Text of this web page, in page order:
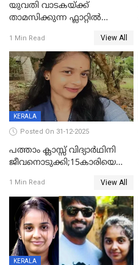
യുവതി വാടകയ്ക്ക്
താമസിക്കുന്ന ഫ്ലാറ്റില്‍
സംഭവം കൈതപ്പൊയിലില്‍
1 Min Read View All
KERALA
Posted On 31-12-2025
പത്താം ക്ലാസ്സ് വിദ്യാര്‍ഥിനി
ജീവനൊടുക്കി;15കാരിയെ
കിടപ്പുമുറിയില്‍ തൂങ്ങി മരിച്ച
നിലയിൽ
1 Min Read View All
KERALA